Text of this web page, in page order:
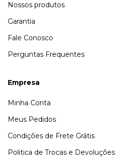
Nossos produtos
Garantia
Fale Conosco
Perguntas Frequentes
Empresa
Minha Conta
Meus Pedidos
Condições de Frete Grátis
Politica de Trocas e Devoluções